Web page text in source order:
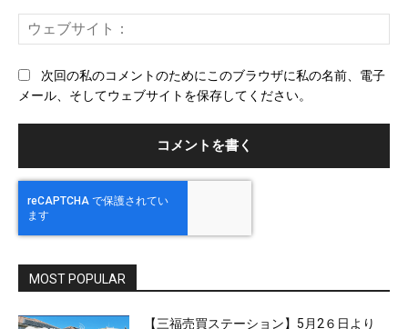
ー
ェ
次回の私のコメントのためにこのブラウザに私の名前、電子
メール、そしてウェブサイトを保存してください。
MOST POPULAR
【三福売買ステーション】5月2６日より